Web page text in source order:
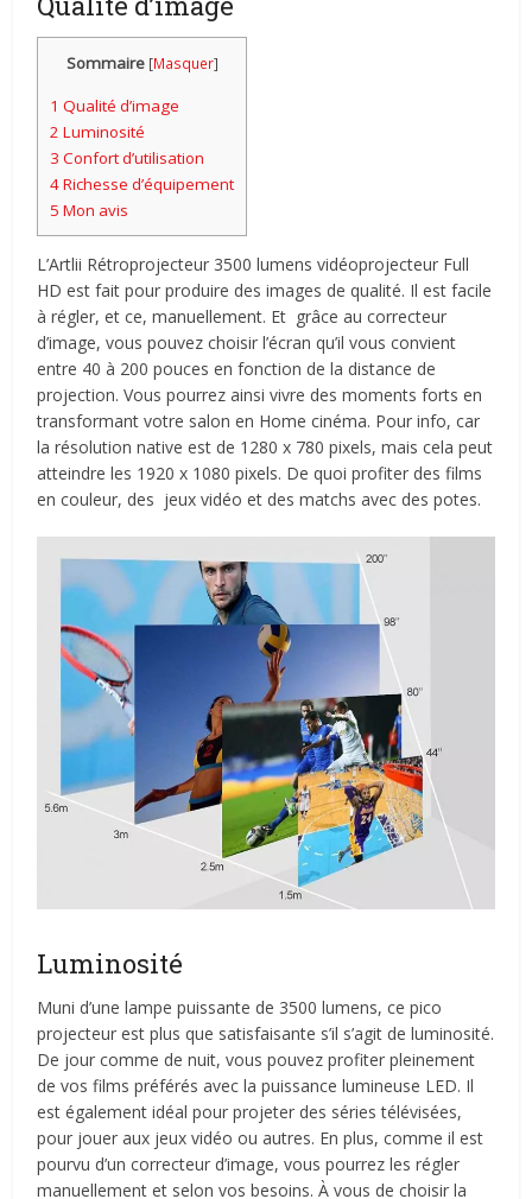
Sommaire [Masquer]
1 Qualité d’image
2 Luminosité
3 Confort d’utilisation
4Richesse d’équipement
5 Mon avis
L’Artlii Rétroprojecteur 3500 lumens vidéoprojecteur Full
HD est fait pour produire des images de qualité. Il est facile
à régler, et ce, manuellement. Et grâce au correcteur
d’image, vous pouvez choisir l’écran qu’il vous convient
entre 40 à 200 pouces en fonction de la distance de
projection. Vous pourrez ainsi vivre des moments forts en
transformant votre salon en Home cinéma. Pour info, car
la résolution native est de 1280 x 780 pixels, mais cela peut
atteindre les 1920 x 1080 pixels. De quoi profiter des films
en couleur, des jeux vidéo et des matchs avec des potes.
Luminosité
Muni d’une lampe puissante de 3500 lumens, ce pico
projecteur est plus que satisfaisante s’il s’agit de luminosité.
De jour comme de nuit, vous pouvez profiter pleinement
de vos films préférés avec la puissance lumineuse LED. Il
est également idéal pour projeter des séries télévisées,
pour jouer aux jeux vidéo ou autres. En plus, comme il est
pourvu d’un correcteur d’image, vous pourrez les régler
manuellement et selon vos besoins. À vous de choisir la